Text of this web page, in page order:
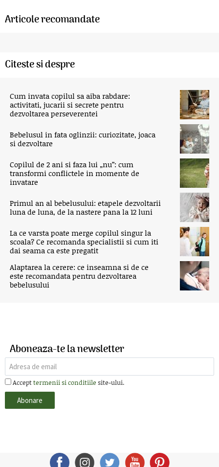
Articole recomandate
Citeste si despre
Cum invata copilul sa aiba rabdare:
activitati, jucarii si secrete pentru
dezvoltarea perseverentei
Bebelusul in fata oglinzii: curiozitate, joaca
si dezvoltare
Copilul de 2 ani si faza lui „nu”: cum
transformi conflictele in momente de
invatare
Primul an al bebelusului: etapele dezvoltarii
luna de luna, de la nastere pana la 12 luni
La ce varsta poate merge copilul singur la
scoala? Ce recomanda specialistii si cum iti
dai seama ca este pregatit
Alaptarea la cerere: ce inseamna si de ce
este recomandata pentru dezvoltarea
bebelusului
Aboneaza-te la newsletter
Accepttermenii si conditiile site-ului.